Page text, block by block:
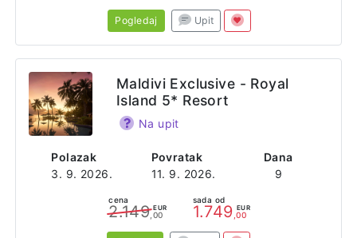
Pogledaj Upit
Polazak
3. 9. 2026.
Povratak
11. 9. 2026.
Dana
9
Maldivi Exclusive - Royal
Island 5* Resort
Na upit
cena
2.149 EUR
,00
sada od
1.749 EUR
,00